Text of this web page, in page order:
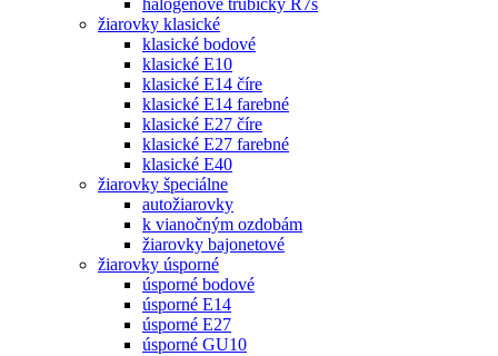
halogenové trubičky R7s
žiarovky klasické
klasické bodové
klasické E10
klasické E14 číre
klasické E14 farebné
klasické E27 číre
klasické E27 farebné
klasické E40
žiarovky špeciálne
autožiarovky
k vianočným ozdobám
žiarovky bajonetové
žiarovky úsporné
úsporné bodové
úsporné E14
úsporné E27
úsporné GU10